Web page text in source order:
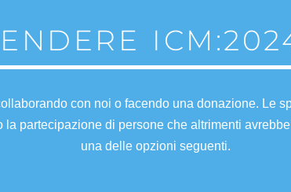
con noi o facendo una donazione. Le
partecipazione di persone che altrimenti
una delle opzioni seguenti.